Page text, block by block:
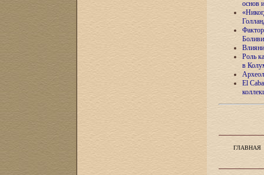
основ
Роль
в
El
ГЛАВНАЯ